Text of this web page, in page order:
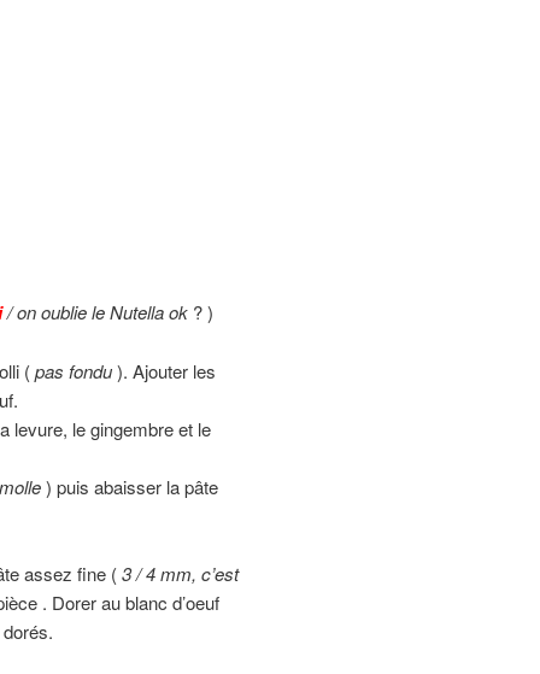
/ on oublie le Nutella ok ? )
(pas fondu). Ajouter les
levure, le gingembre et le
) puis abaisser la pâte
assez fine (3 / 4 mm, c’est
. Dorer au blanc d’oeuf